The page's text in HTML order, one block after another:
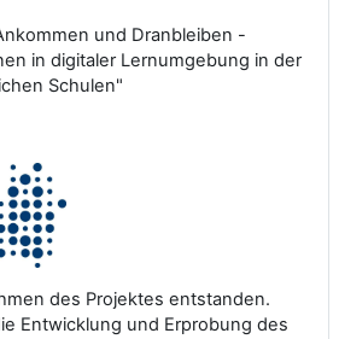
und Dranbleiben -
in digitaler Lernumgebung in der
Schulen"
des Projektes entstanden.
Entwicklung und Erprobung des